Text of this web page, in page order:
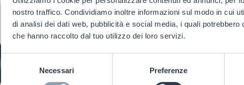
nostro traffico. Condividiamo inoltre informazioni sul modo in cui
di analisi dei dati web, pubblicità e social media, i quali
che hanno raccolto dal tuo utilizzo dei loro servizi.
Selezione
del
consenso
Necessari Preferenze